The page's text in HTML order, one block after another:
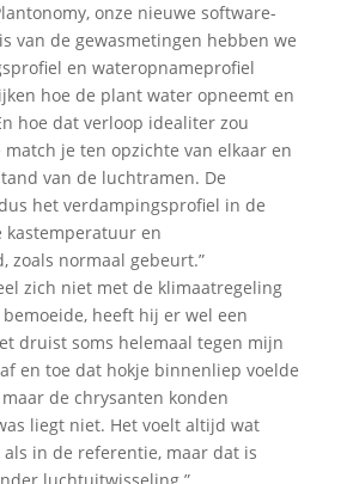
onze nieuwe software-
van de gewasmetingen hebben we
en wateropnameprofiel
hoe de plant water opneemt en
hoe dat verloop idealiter zou
je ten opzichte van elkaar en
van de luchtramen. De
het verdampingsprofiel in de
kastemperatuur en
zoals normaal gebeurt.”
zich niet met de klimaatregeling
heeft hij er wel een
druist soms helemaal tegen mijn
en toe dat hokje binnenliep voelde
de chrysanten konden
liegt niet. Het voelt altijd wat
als in de referentie, maar dat is